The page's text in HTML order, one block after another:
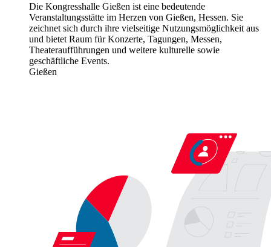
Die Kongresshalle Gießen ist eine bedeutende
Veranstaltungsstätte im Herzen von Gießen, Hessen. Sie
zeichnet sich durch ihre vielseitige Nutzungsmöglichkeit aus
und bietet Raum für Konzerte, Tagungen, Messen,
Theateraufführungen und weitere kulturelle sowie
geschäftliche Events.
Gießen